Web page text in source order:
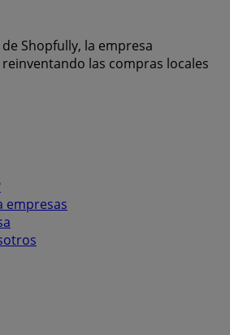
Shopfully, la empresa
las compras locales
empresas